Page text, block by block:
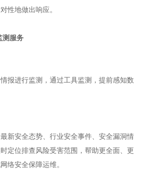
性地做出响应。
服务
报进行监测，通过工具监测，提前感知数
新安全态势、行业安全事件、安全漏洞情
定位排查风险受害范围，帮助更全面、更
络安全保障运维。